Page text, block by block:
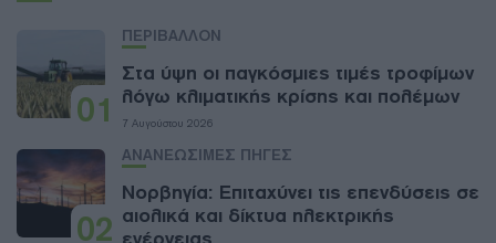
01
ΠΕΡΙΒΑΛΛΟΝ
Στα ύψη οι παγκόσμιες τιμές τροφίμων
λόγω κλιματικής κρίσης και πολέμων
7 Αυγούστου 2026
02
ΑΝΑΝΕΩΣΙΜΕΣ ΠΗΓΕΣ
Νορβηγία: Επιταχύνει τις επενδύσεις σε
αιολικά και δίκτυα ηλεκτρικής